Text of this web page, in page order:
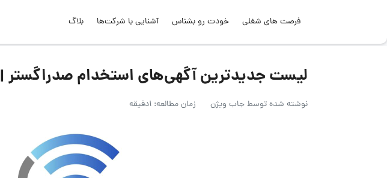
فرصت های شغلی خودت رو بشناس آشنایی با شرکت‌ها بلاگ
لیست جدیدترین آگهی‌های استخدام صدراگستر | ۲۶ خرداد ۱۴۰۵
نوشته شده توسطجاب ویژن زمان مطالعه: 1دقیقه